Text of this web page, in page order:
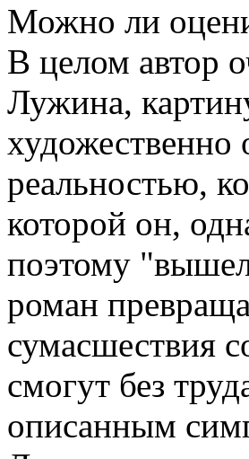
Можно ли
В целом автор
Лужина,
художественно
реальностью,
которой он,
поэтому
роман
сумасшествия
смогут без
описанным